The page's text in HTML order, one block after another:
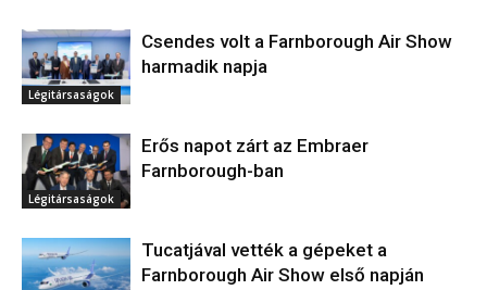
Légitársaságok
Csendes volt a Farnborough Air Show
harmadik napja
Légitársaságok
Erős napot zárt az Embraer
Farnborough-ban
Tucatjával vették a gépeket a
Farnborough Air Show első napján